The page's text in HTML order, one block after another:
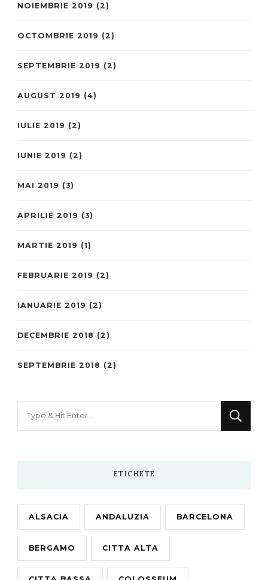
NOIEMBRIE 2019 (2)
OCTOMBRIE 2019 (2)
SEPTEMBRIE 2019 (2)
AUGUST 2019 (4)
IULIE 2019 (2)
IUNIE 2019 (2)
MAI 2019 (3)
APRILIE 2019 (3)
MARTIE 2019 (1)
FEBRUARIE 2019 (2)
IANUARIE 2019 (2)
DECEMBRIE 2018 (2)
SEPTEMBRIE 2018 (2)
ETICHETE
ALSACIA ANDALUZIA BARCELONA
BERGAMO CITTA ALTA